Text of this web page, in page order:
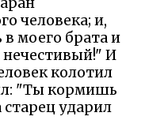
человека; и,
в моего брата и
нечестивый!" И
колотил
"Ты кормишь
ударил